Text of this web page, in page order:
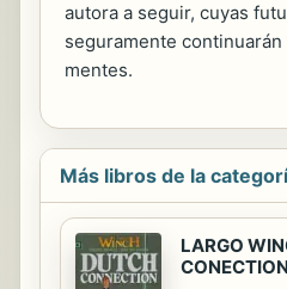
autora a seguir, cuyas
seguramente
mentes.
Más libros de la
LARGO
CONECTION